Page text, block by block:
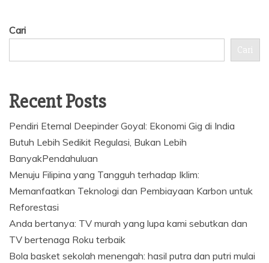
Cari
Cari
Recent Posts
Pendiri Eternal Deepinder Goyal: Ekonomi Gig di India
Butuh Lebih Sedikit Regulasi, Bukan Lebih
BanyakPendahuluan
Menuju Filipina yang Tangguh terhadap Iklim:
Memanfaatkan Teknologi dan Pembiayaan Karbon untuk
Reforestasi
Anda bertanya: TV murah yang lupa kami sebutkan dan
TV bertenaga Roku terbaik
Bola basket sekolah menengah: hasil putra dan putri mulai